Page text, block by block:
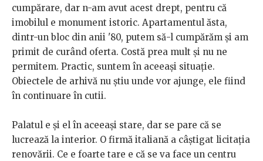
cumpărare, dar n-am avut acest drept, pentru că
imobilul e monument istoric. Apartamentul ăsta,
dintr-un bloc din anii '80, putem să-l cumpărăm și am
primit de curând oferta. Costă prea mult și nu ne
permitem. Practic, suntem în aceeași situație.
Obiectele de arhivă nu știu unde vor ajunge, ele fiind
în continuare în cutii.
Palatul e și el în aceeași stare, dar se pare că se
lucrează la interior. O firmă italiană a câștigat licitația
renovării. Ce e foarte tare e că se va face un centru